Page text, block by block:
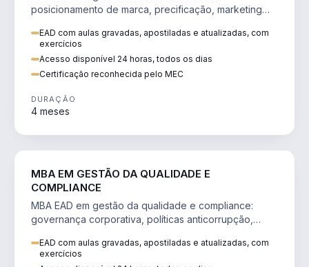
posicionamento de marca, precificação, marketing
EAD com aulas gravadas, apostiladas e atualizadas, com
exercícios
Acesso disponível 24 horas, todos os dias
Certificação reconhecida pelo MEC
DURAÇÃO
4 meses
MBA EM GESTÃO DA QUALIDADE E
COMPLIANCE
MBA EAD em gestão da qualidade e compliance:
governança corporativa, políticas anticorrupção,
EAD com aulas gravadas, apostiladas e atualizadas, com
exercícios